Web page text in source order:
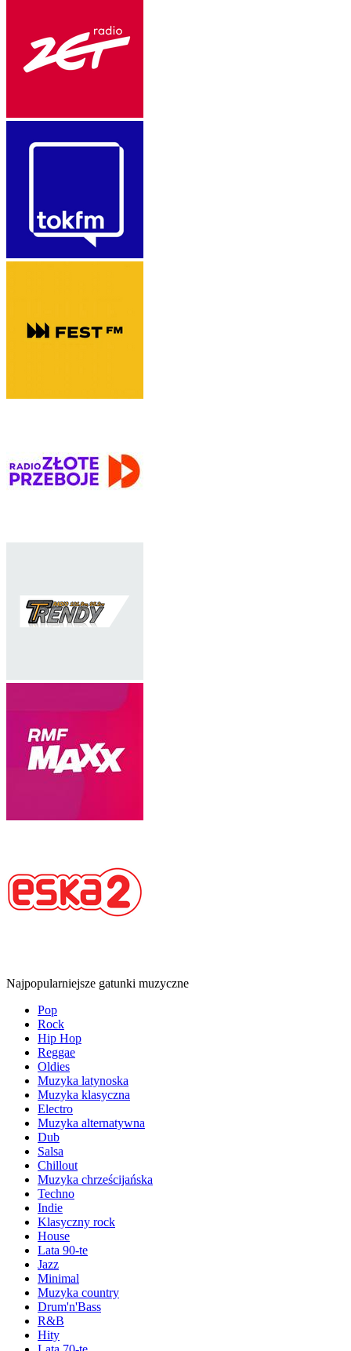
Najpopularniejsze gatunki muzyczne
Pop
Rock
Hip Hop
Reggae
Oldies
Muzyka latynoska
Muzyka klasyczna
Electro
Muzyka alternatywna
Dub
Salsa
Chillout
Muzyka chrześcijańska
Techno
Indie
Klasyczny rock
House
Lata 90-te
Jazz
Minimal
Muzyka country
Drum'n'Bass
R&B
Hity